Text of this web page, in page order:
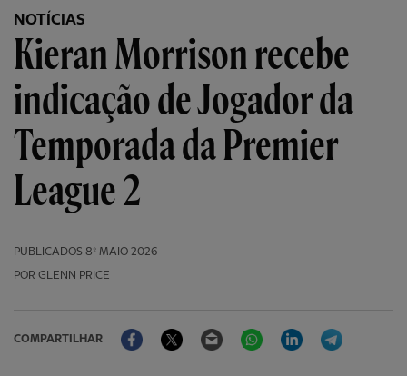
NOTÍCIAS
Kieran Morrison recebe
indicação de Jogador da
Temporada da Premier
League 2
PUBLICADOS 8º MAIO 2026
POR GLENN PRICE
COMPARTILHAR
FacebookTwitter Email WhatsAppLinkedIn